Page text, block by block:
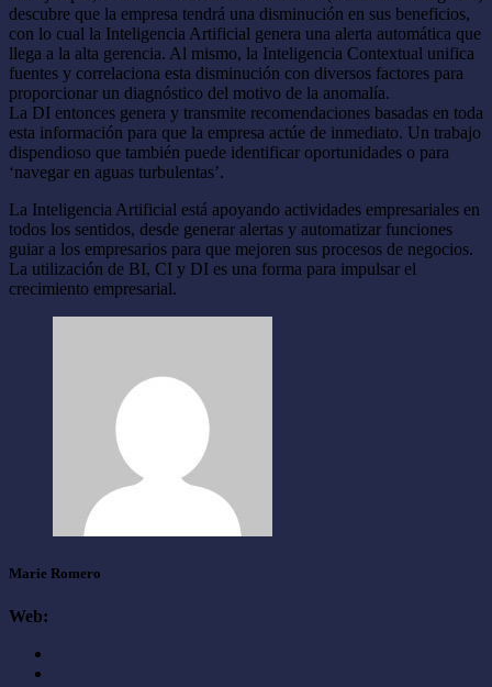
descubre que la empresa tendrá una disminución en sus beneficios,
con lo cual la Inteligencia Artificial genera una alerta automática que
llega a la alta gerencia. Al mismo, la Inteligencia Contextual unifica
fuentes y correlaciona esta disminución con diversos factores para
proporcionar un diagnóstico del motivo de la anomalía.
La DI entonces genera y transmite recomendaciones basadas en toda
esta información para que la empresa actúe de inmediato. Un trabajo
dispendioso que también puede identificar oportunidades o para
‘navegar en aguas turbulentas’.
La Inteligencia Artificial está apoyando actividades empresariales en
todos los sentidos, desde generar alertas y automatizar funciones
guiar a los empresarios para que mejoren sus procesos de negocios.
La utilización de BI, CI y DI es una forma para impulsar el
crecimiento empresarial.
Marie Romero
Web: